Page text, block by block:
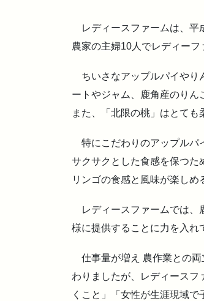
レディースファームは、平
農家の主婦10人でレディーフ
ちいさなアップルパイやり
ートやジャム、鹿角産のりん
また、「北限の桃」はとても
特にこだわりのアップルパ
サクサクとした食感を保つた
リンゴの食感と風味が楽しめ
レディースファームでは、
様に提供することに力を入れ
仕事量が増え 農作業との両
わりましたが、レディース
くこと」「女性が生涯現域